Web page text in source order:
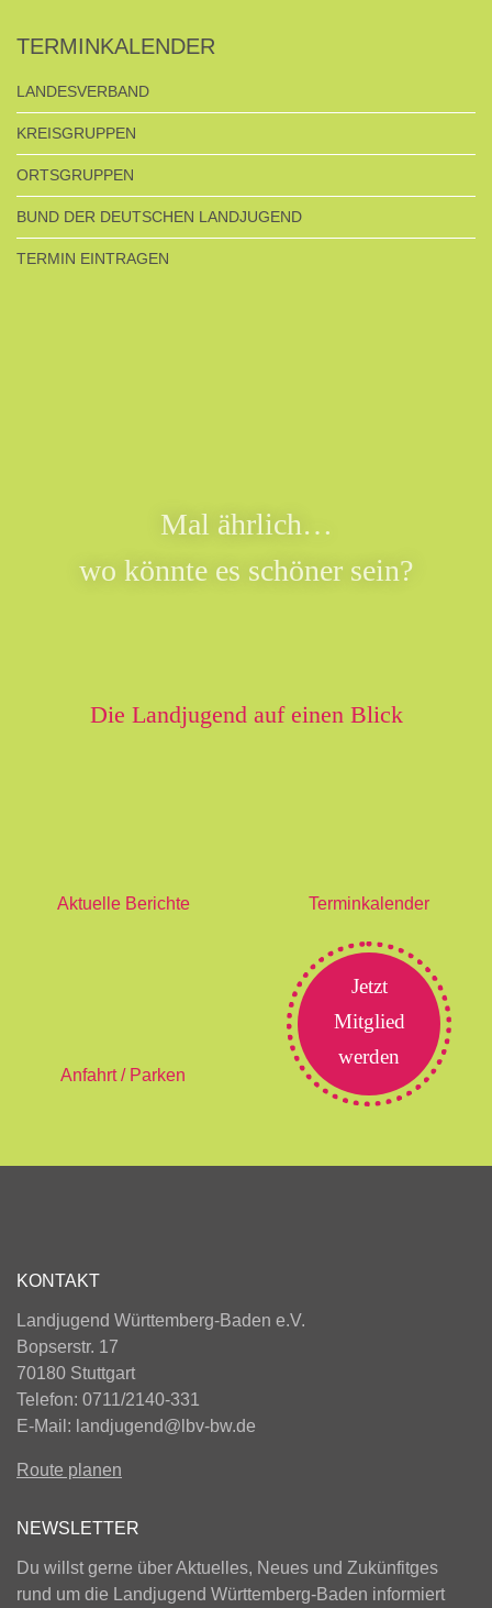
TERMINKALENDER
LANDESVERBAND
KREISGRUPPEN
ORTSGRUPPEN
BUND DER DEUTSCHEN LANDJUGEND
TERMIN EINTRAGEN
Mal ährlich…
wo könnte es schöner sein?
Die Landjugend auf einen Blick
Aktuelle Berichte Terminkalender
Anfahrt / Parken
Jetzt
Mitglied
werden
KONTAKT
Landjugend Württemberg-Baden e.V.
Bopserstr. 17
70180 Stuttgart
Telefon: 0711/2140-331
E-Mail: landjugend@lbv-bw.de
Route planen
NEWSLETTER
Du willst gerne über Aktuelles, Neues und Zukünfitges
rund um die Landjugend Württemberg-Baden informiert